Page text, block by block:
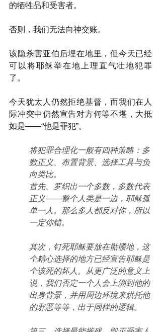
的牺牲品和受害者。
否则，我们无法向神交账。
该隐杀害亚伯后埋在地里，但今天已经
可以将耶稣举在地上理直气壮地犯罪
了。
今天犹太人仍然拒绝基督，而我们在人
际冲突中仍然宣告对方何等不堪，大抵
如是——“他是罪犯”。
将犯罪合理化一般有四种策略：多
数正义、布置背景、选择工具与负
向类比。
首先、罗织出一个多数，多数代表
正义——整个人类是一边，耶稣孤
单一人。那么多人都反对你，所以
一定你错。
其次，钉死耶稣要放在骷髅地，这
个精心选择的地方已经宣告耶稣是
个该死的坏人。从更广泛的意义上
说，我们否定一个人会上溯到他的
出身背景，并用周边环境来烘托他
的邪恶等等，出于同样的逻辑。